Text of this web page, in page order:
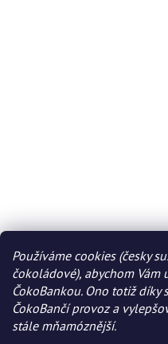
Používáme cookies (česky
čokoládové), abychom
ČokoBankou. Ono totiž díky
ČokoBančí provoz a
stále mňamóznější.